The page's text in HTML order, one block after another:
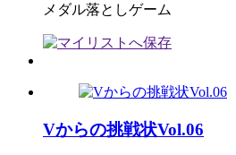
メダル落としゲーム
Vからの挑戦状Vol.06